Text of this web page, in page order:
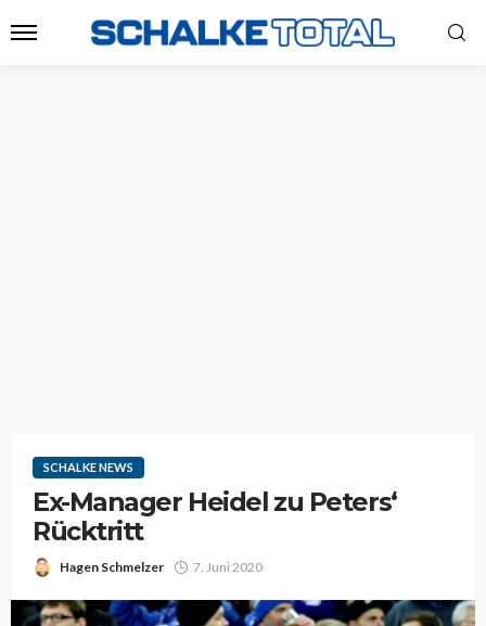
SCHALKE NEWS
Ex-Manager Heidel zu Peters‘
Rücktritt
Hagen Schmelzer 7. Juni 2020